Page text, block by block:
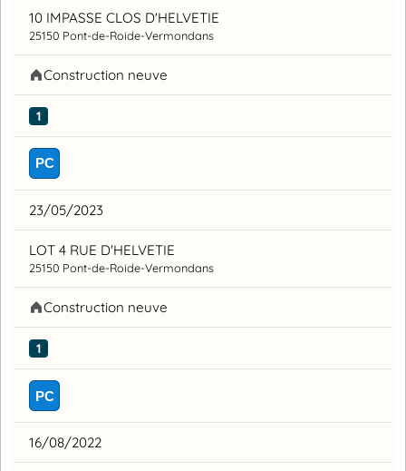
10 IMPASSE CLOS D'HELVETIE
25150 Pont-de-Roide-Vermondans
Construction neuve
1
PC
23/05/2023
LOT 4 RUE D'HELVETIE
25150 Pont-de-Roide-Vermondans
Construction neuve
1
PC
16/08/2022